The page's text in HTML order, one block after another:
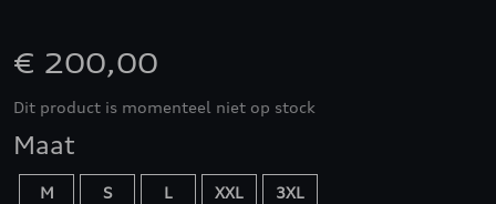
€ 200,00
Dit product is momenteel niet op stock
Maat
M S L XXL 3XL